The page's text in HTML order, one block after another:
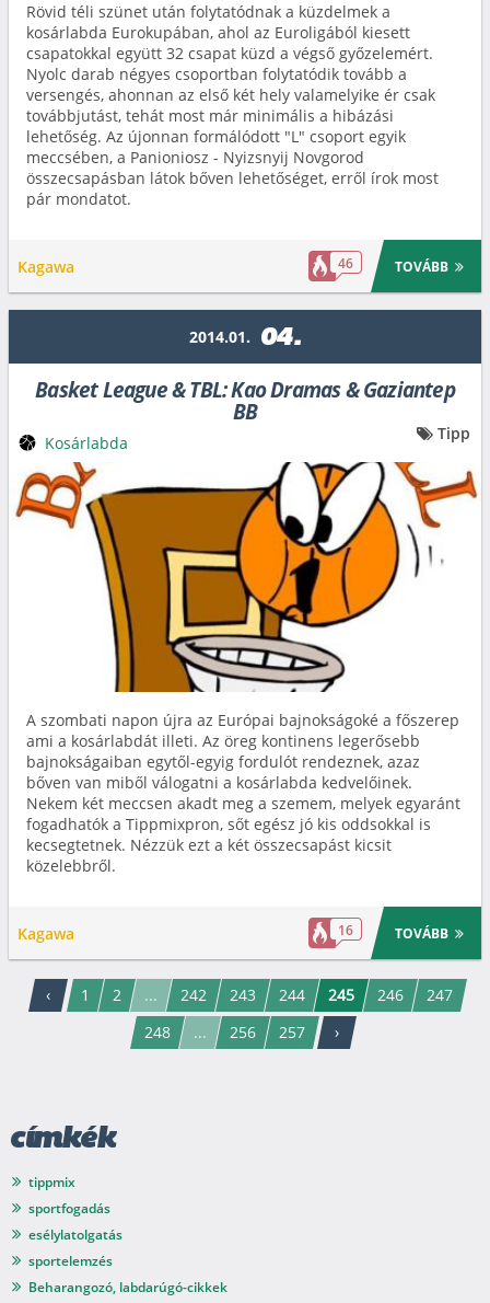
Rövid téli szünet után folytatódnak a küzdelmek a
kosárlabda Eurokupában, ahol az Euroligából kiesett
csapatokkal együtt 32 csapat küzd a végső győzelemért.
Nyolc darab négyes csoportban folytatódik tovább a
versengés, ahonnan az első két hely valamelyike ér csak
továbbjutást, tehát most már minimális a hibázási
lehetőség. Az újonnan formálódott "L" csoport egyik
meccsében, a Panioniosz - Nyizsnyij Novgorod
összecsapásban látok bőven lehetőséget, erről írok most
pár mondatot.
Kagawa 46 TOVÁBB
2014.01. 04.
Basket League & TBL: Kao Dramas & Gaziantep
BB
A szombati napon újra az Európai bajnokságoké a főszerep
ami a kosárlabdát illeti. Az öreg kontinens legerősebb
bajnokságaiban egytől-egyig fordulót rendeznek, azaz
bőven van miből válogatni a kosárlabda kedvelőinek.
Nekem két meccsen akadt meg a szemem, melyek egyaránt
fogadhatók a Tippmixpron, sőt egész jó kis oddsokkal is
kecsegtetnek. Nézzük ezt a két összecsapást kicsit
közelebbről.
Kagawa 16 TOVÁBB
Kosárlabda Tipp
‹ 1 2 ... 242 243 244 245 246
247
248
... 256 257 ›
címkék
tippmix
sportfogadás
esélylatolgatás
sportelemzés
Beharangozó, labdarúgó-cikkek